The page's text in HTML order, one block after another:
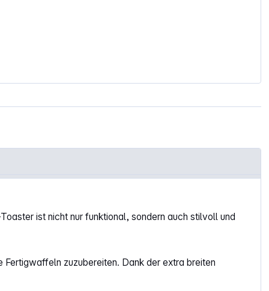
ist nicht nur funktional, sondern auch stilvoll und
zuzubereiten. Dank der extra breiten